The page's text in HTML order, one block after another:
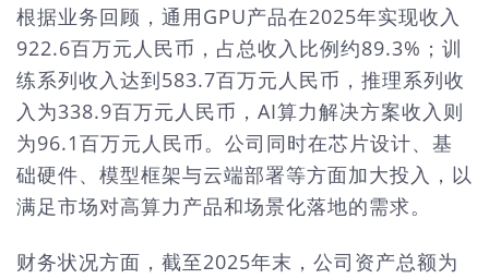
根据业务回顾，通用GPU产品在2025年实现收入
922.6百万元人民币，占总收入比例约89.3%；训
练系列收入达到583.7百万元人民币，推理系列收
入为338.9百万元人民币，AI算力解决方案收入则
为96.1百万元人民币。公司同时在芯片设计、基
础硬件、模型框架与云端部署等方面加大投入，以
满足市场对高算力产品和场景化落地的需求。
财务状况方面，截至2025年末，公司资产总额为